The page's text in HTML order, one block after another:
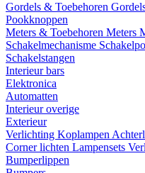
Gordels & Toebehoren
Pookknoppen
Meters & Toebehoren Meters
Schakelmechanisme
Schakelstangen
Interieur bars
Elektronica
Automatten
Interieur overige
Exterieur
Verlichting Koplampen
Corner lichten Lampensets
Bumperlippen